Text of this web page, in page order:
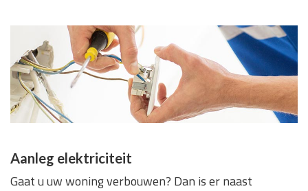
Aanleg elektriciteit
Gaat u uw woning verbouwen? Dan is er naast